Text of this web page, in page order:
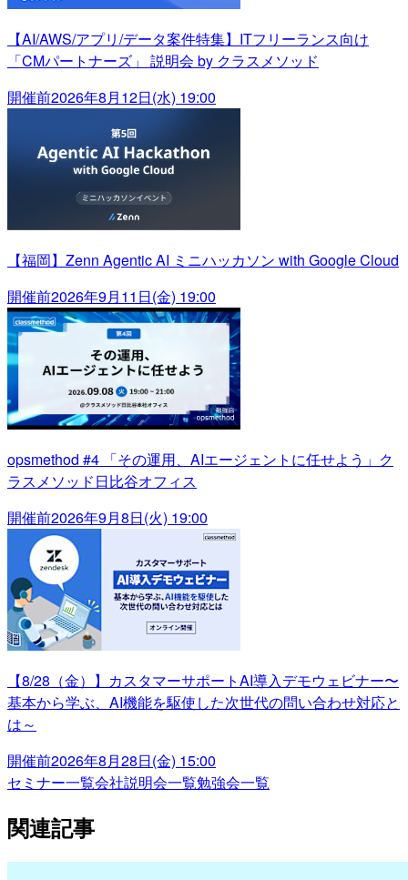
【AI/AWS/アプリ/データ案件特集】ITフリーランス向け
「CMパートナーズ」 説明会 by クラスメソッド
開催前2026年8月12日(水) 19:00
【福岡】Zenn Agentic AI ミニハッカソン with Google Cloud
開催前2026年9月11日(金) 19:00
opsmethod #4 「その運用、AIエージェントに任せよう」ク
ラスメソッド日比谷オフィス
開催前2026年9月8日(火) 19:00
【8/28（金）】カスタマーサポートAI導入デモウェビナー〜
基本から学ぶ、AI機能を駆使した次世代の問い合わせ対応と
は～
開催前2026年8月28日(金) 15:00
セミナー一覧会社説明会一覧勉強会一覧
関連記事